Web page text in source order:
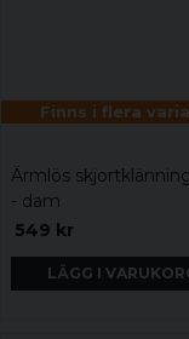
Finns i flera
Ärmlös
- dam
549 kr
LÄGG I